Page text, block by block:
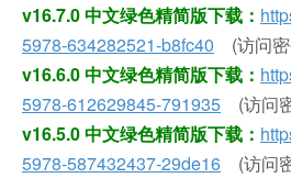
v16.7.0 中文绿色精简版下载：
5978-634282521-b8fc40 (访问
v16.6.0 中文绿色精简版下载：
5978-612629845-791935 (访问
v16.5.0 中文绿色精简版下载：
5978-587432437-29de16 (访问